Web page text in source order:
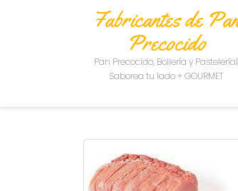
Fabricantes de
Precocido
Pan Precocido, Bollería y Pastelería|
Saborea tu lado + GOURMET